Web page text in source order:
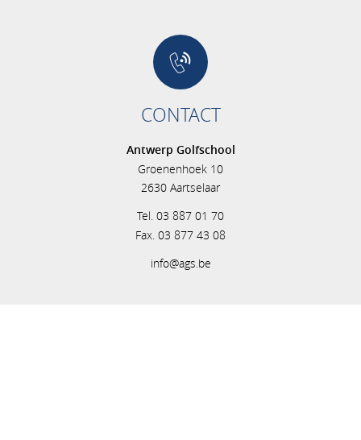
CONTACT
Antwerp Golfschool
Groenenhoek 10
2630 Aartselaar
Tel. 03 887 01 70
Fax. 03 877 43 08
info@ags.be